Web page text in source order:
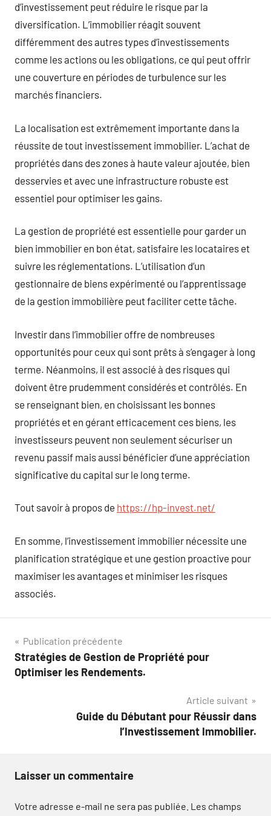
d’investissement peut réduire le risque par la
diversification. L’immobilier réagit souvent
différemment des autres types d’investissements
comme les actions ou les obligations, ce qui peut offrir
une couverture en périodes de turbulence sur les
marchés financiers.
La localisation est extrêmement importante dans la
réussite de tout investissement immobilier. L’achat de
propriétés dans des zones à haute valeur ajoutée, bien
desservies et avec une infrastructure robuste est
essentiel pour optimiser les gains.
La gestion de propriété est essentielle pour garder un
bien immobilier en bon état, satisfaire les locataires et
suivre les réglementations. L’utilisation d’un
gestionnaire de biens expérimenté ou l’apprentissage
de la gestion immobilière peut faciliter cette tâche.
Investir dans l’immobilier offre de nombreuses
opportunités pour ceux qui sont prêts à s’engager à long
terme. Néanmoins, il est associé à des risques qui
doivent être prudemment considérés et contrôlés. En
se renseignant bien, en choisissant les bonnes
propriétés et en gérant efficacement ces biens, les
investisseurs peuvent non seulement sécuriser un
revenu passif mais aussi bénéficier d’une appréciation
significative du capital sur le long terme.
Tout savoir à propos de https://hp-invest.net/
En somme, l’investissement immobilier nécessite une
planification stratégique et une gestion proactive pour
maximiser les avantages et minimiser les risques
associés.
Navigation
de
Publication précédente
Stratégies de Gestion de Propriété pour
Optimiser les Rendements.
Article suivant
Guide du Débutant pour Réussir dans
l’Investissement Immobilier.
Laisser un commentaire
Votre adresse e-mail ne sera pas publiée. Les champs